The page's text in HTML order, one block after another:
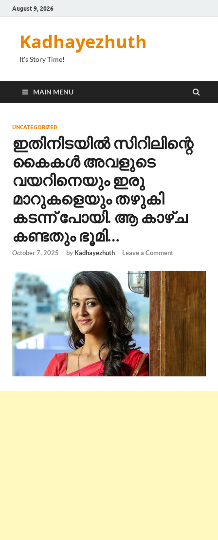
August 9, 2026
Kadhayezhuth
It's Story Time!
MAIN MENU
UNCATEGORIZED
ഇതിനിടയിൽ സിറിലിന്റെ
കൈകൾ അവളുടെ
വയറിനെയും ഇരു
മാറുകളെയും തഴുകി
കടന്ന് പോയി. ആ കാഴ്ച
കണ്ടതും ഭൂമി…
October 7, 2025 - by Kadhayezhuth - Leave a Comment